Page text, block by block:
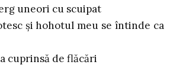
uneori cu scuipat
şi hohotul meu se întinde ca
cuprinsă de flăcări